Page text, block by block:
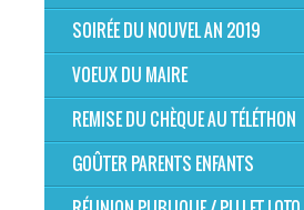
SOIRÉE DU NOUVEL AN 2019
VOEUX DU MAIRE
REMISE DU CHÈQUE AU TÉLÉTHON
GOÛTER PARENTS ENFANTS